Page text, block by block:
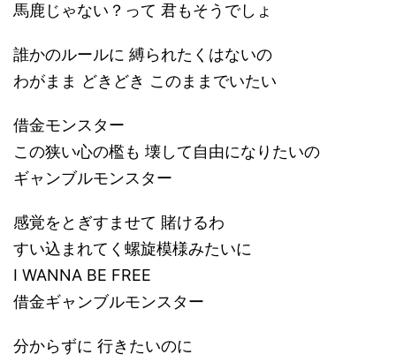
馬鹿じゃない？って 君もそうでしょ
誰かのルールに 縛られたくはないの
わがまま どきどき このままでいたい
借金モンスター
この狭い心の檻も 壊して自由になりたいの
ギャンブルモンスター
感覚をとぎすませて 賭けるわ
すい込まれてく螺旋模様みたいに
I WANNA BE FREE
借金ギャンブルモンスター
分からずに 行きたいのに